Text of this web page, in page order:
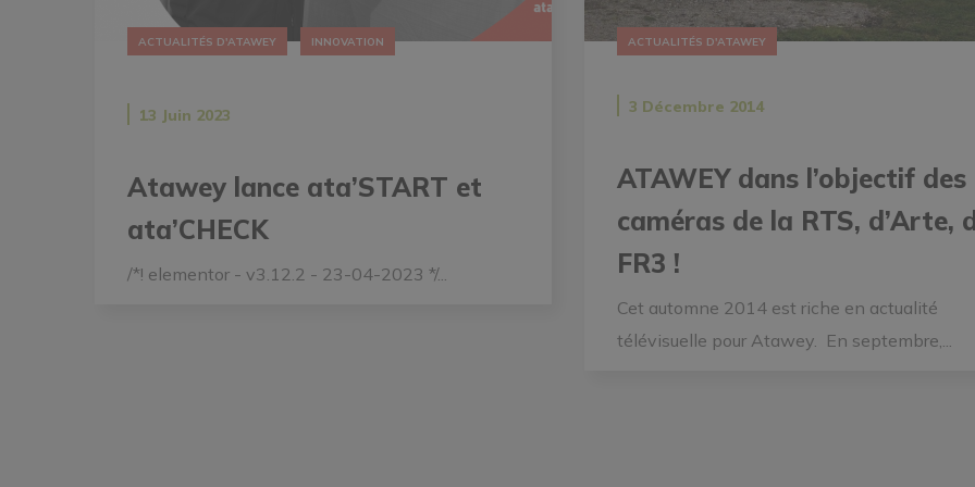
ACTUALITÉS D'ATAWEY INNOVATION
13 Juin 2023
Atawey lance ata’START et
ata’CHECK
/*! elementor - v3.12.2 - 23-04-2023 */...
ACTUALITÉS D'ATAWEY
3 Décembre 2014
ATAWEY dans l’objectif des
caméras de la RTS, d’Arte,
FR3 !
Cet automne 2014 est riche en actualité
télévisuelle pour Atawey. En septembre,...